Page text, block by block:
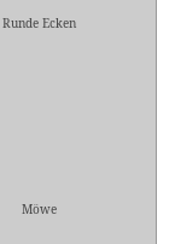
Runde Ecken
Möwe